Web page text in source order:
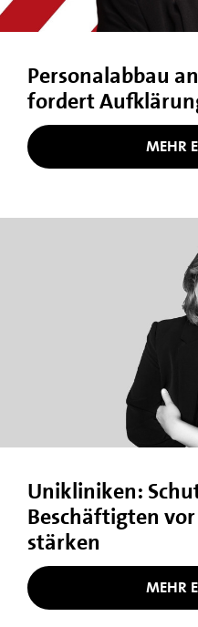
Personalabbau
fordert
MEHR
Unikliniken:
Beschäftigten
stärken
MEHR